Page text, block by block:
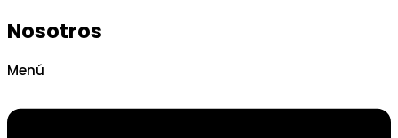
Nosotros
Menú